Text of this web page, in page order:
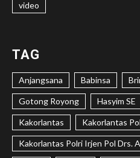
video
TAG
Anjangsana Babinsa
Gotong Royong Hasyim SE
Kakorlantas Kakorlantas
Kakorlantas Polri Irjen Pol Drs.